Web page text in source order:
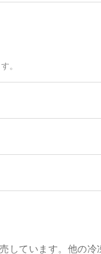
www.tabechoku.com/
。
ています。他の冷